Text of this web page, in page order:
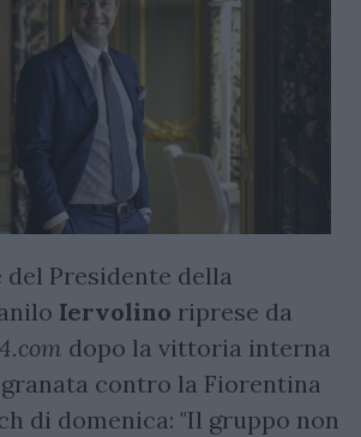
del Presidente della
Iervolino riprese da
dopo la vittoria interna
contro la Fiorentina
di domenica: "Il gruppo non